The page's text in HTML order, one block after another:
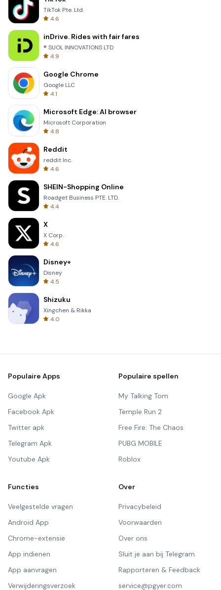
TikTok Pte. Ltd.
4.6
inDrive. Rides with fair fares
® SUOL INNOVATIONS LTD
4.9
Google Chrome
Google LLC
4.1
Microsoft Edge: AI browser
Microsoft Corporation
4.8
Reddit
reddit Inc.
4.6
SHEIN-Shopping Online
Roadget Business PTE. LTD.
4.4
X
X Corp.
4.6
Disney+
Disney
4.5
Shizuku
Xingchen & Rikka
4.0
Populaire Apps
Google Apk
Facebook Apk
Twitter apk
Telegram Apk
Youtube Apk
Populaire spellen
My Talking Tom
Temple Run 2
Free Fire: The Chaos
PUBG MOBILE
Roblox
Functies
Veelgestelde vragen
Android App
Chrome-extensie
App indienen
App aanvragen
Verwijderingsverzoek
Over
Privacybeleid
Voorwaarden
Over ons
Sluit je aan bij Telegram
Rapporteren & Feedback
service@pgyer.com